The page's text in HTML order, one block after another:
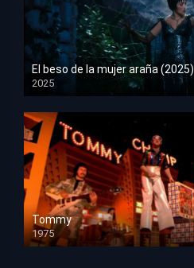
El beso de la mujer araña (2025)
2025
HD 1080p
Tommy
1975
HD 1080p